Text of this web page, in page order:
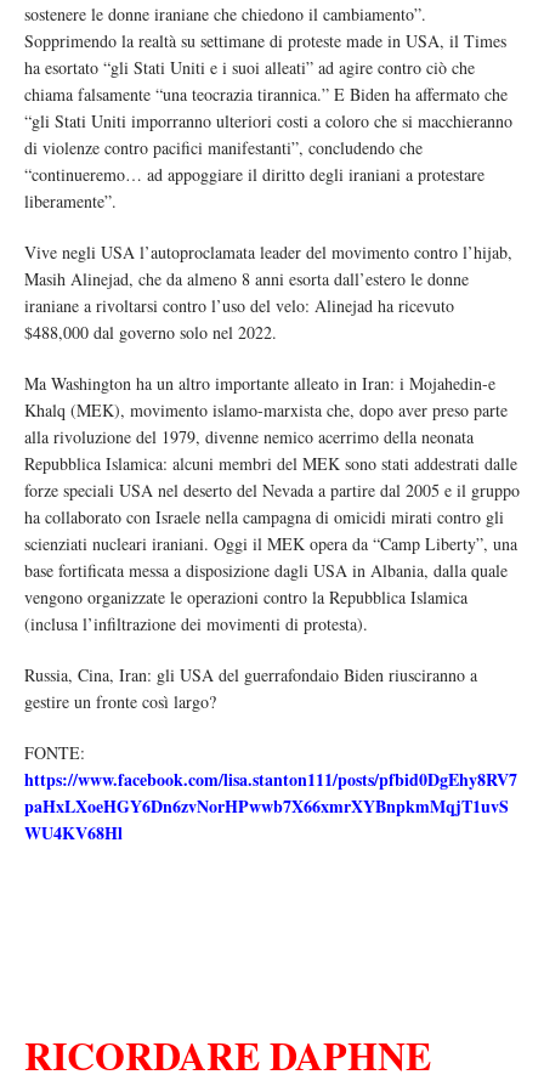
sostenere le donne iraniane che chiedono il cambiamento”.
Sopprimendo la realtà su settimane di proteste made in USA, il Times
ha esortato “gli Stati Uniti e i suoi alleati” ad agire contro ciò che
chiama falsamente “una teocrazia tirannica.” E Biden ha affermato che
“gli Stati Uniti imporranno ulteriori costi a coloro che si macchieranno
di violenze contro pacifici manifestanti”, concludendo che
“continueremo… ad appoggiare il diritto degli iraniani a protestare
liberamente”.
Vive negli USA l’autoproclamata leader del movimento contro l’hijab,
Masih Alinejad, che da almeno 8 anni esorta dall’estero le donne
iraniane a rivoltarsi contro l’uso del velo: Alinejad ha ricevuto
$488,000 dal governo solo nel 2022.
Ma Washington ha un altro importante alleato in Iran: i Mojahedin-e
Khalq (MEK), movimento islamo-marxista che, dopo aver preso parte
alla rivoluzione del 1979, divenne nemico acerrimo della neonata
Repubblica Islamica: alcuni membri del MEK sono stati addestrati dalle
forze speciali USA nel deserto del Nevada a partire dal 2005 e il gruppo
ha collaborato con Israele nella campagna di omicidi mirati contro gli
scienziati nucleari iraniani. Oggi il MEK opera da “Camp Liberty”, una
base fortificata messa a disposizione dagli USA in Albania, dalla quale
vengono organizzate le operazioni contro la Repubblica Islamica
(inclusa l’infiltrazione dei movimenti di protesta).
Russia, Cina, Iran: gli USA del guerrafondaio Biden riusciranno a
gestire un fronte così largo?
FONTE:
https://www.facebook.com/lisa.stanton111/posts/pfbid0DgEhy8RV7
paHxLXoeHGY6Dn6zvNorHPwwb7X66xmrXYBnpkmMqjT1uvS
WU4KV68Hl
RICORDARE DAPHNE